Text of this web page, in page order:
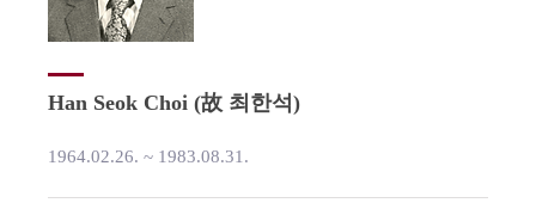
Han Seok Choi (故 최한석)
1964.02.26. ~ 1983.08.31.